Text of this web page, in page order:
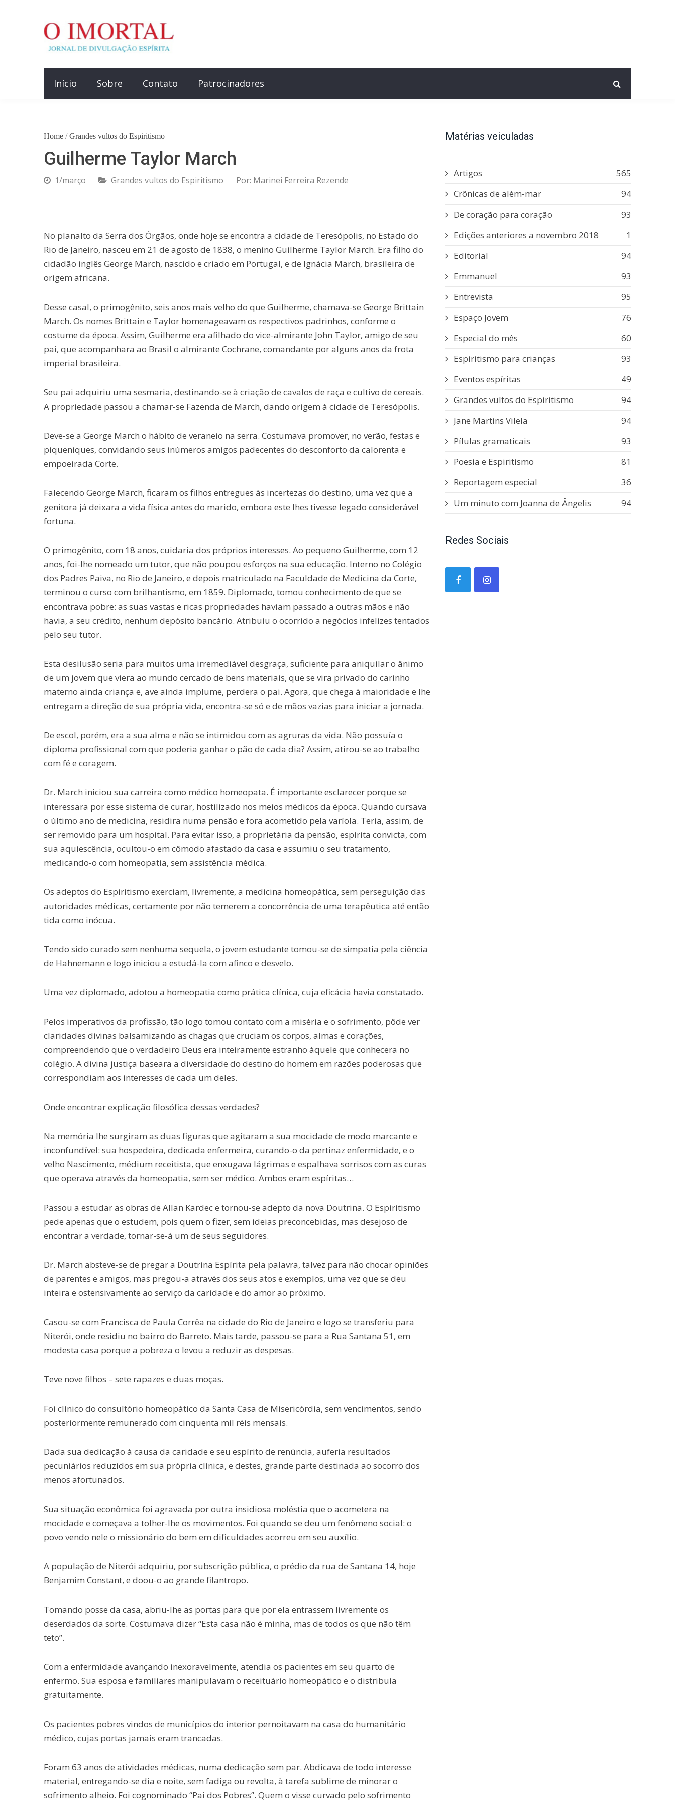
Início Sobre Contato Patrocinadores
Home / Grandes vultos do Espiritismo
Guilherme Taylor March
1/março Grandes vultos do Espiritismo Por: Marinei Ferreira Rezende
No planalto da Serra dos Órgãos, onde hoje se encontra a cidade de Teresópolis, no Estado do
Rio de Janeiro, nasceu em 21 de agosto de 1838, o menino Guilherme Taylor March. Era filho do
cidadão inglês George March, nascido e criado em Portugal, e de Ignácia March, brasileira de
origem africana.
Desse casal, o primogênito, seis anos mais velho do que Guilherme, chamava-se George Brittain
March. Os nomes Brittain e Taylor homenageavam os respectivos padrinhos, conforme o
costume da época. Assim, Guilherme era afilhado do vice-almirante John Taylor, amigo de seu
pai, que acompanhara ao Brasil o almirante Cochrane, comandante por alguns anos da frota
imperial brasileira.
Seu pai adquiriu uma sesmaria, destinando-se à criação de cavalos de raça e cultivo de cereais.
A propriedade passou a chamar-se Fazenda de March, dando origem à cidade de Teresópolis.
Deve-se a George March o hábito de veraneio na serra. Costumava promover, no verão, festas e
piqueniques, convidando seus inúmeros amigos padecentes do desconforto da calorenta e
empoeirada Corte.
Falecendo George March, ficaram os filhos entregues às incertezas do destino, uma vez que a
genitora já deixara a vida física antes do marido, embora este lhes tivesse legado considerável
fortuna.
O primogênito, com 18 anos, cuidaria dos próprios interesses. Ao pequeno Guilherme, com 12
anos, foi-lhe nomeado um tutor, que não poupou esforços na sua educação. Interno no Colégio
dos Padres Paiva, no Rio de Janeiro, e depois matriculado na Faculdade de Medicina da Corte,
terminou o curso com brilhantismo, em 1859. Diplomado, tomou conhecimento de que se
encontrava pobre: as suas vastas e ricas propriedades haviam passado a outras mãos e não
havia, a seu crédito, nenhum depósito bancário. Atribuiu o ocorrido a negócios infelizes tentados
pelo seu tutor.
Esta desilusão seria para muitos uma irremediável desgraça, suficiente para aniquilar o ânimo
de um jovem que viera ao mundo cercado de bens materiais, que se vira privado do carinho
materno ainda criança e, ave ainda implume, perdera o pai. Agora, que chega à maioridade e lhe
entregam a direção de sua própria vida, encontra-se só e de mãos vazias para iniciar a jornada.
De escol, porém, era a sua alma e não se intimidou com as agruras da vida. Não possuía o
diploma profissional com que poderia ganhar o pão de cada dia? Assim, atirou-se ao trabalho
com fé e coragem.
Dr. March iniciou sua carreira como médico homeopata. É importante esclarecer porque se
interessara por esse sistema de curar, hostilizado nos meios médicos da época. Quando cursava
o último ano de medicina, residira numa pensão e fora acometido pela varíola. Teria, assim, de
ser removido para um hospital. Para evitar isso, a proprietária da pensão, espírita convicta, com
sua aquiescência, ocultou-o em cômodo afastado da casa e assumiu o seu tratamento,
medicando-o com homeopatia, sem assistência médica.
Os adeptos do Espiritismo exerciam, livremente, a medicina homeopática, sem perseguição das
autoridades médicas, certamente por não temerem a concorrência de uma terapêutica até então
tida como inócua.
Tendo sido curado sem nenhuma sequela, o jovem estudante tomou-se de simpatia pela ciência
de Hahnemann e logo iniciou a estudá-la com afinco e desvelo.
Uma vez diplomado, adotou a homeopatia como prática clínica, cuja eficácia havia constatado.
Pelos imperativos da profissão, tão logo tomou contato com a miséria e o sofrimento, pôde ver
claridades divinas balsamizando as chagas que cruciam os corpos, almas e corações,
compreendendo que o verdadeiro Deus era inteiramente estranho àquele que conhecera no
colégio. A divina justiça baseara a diversidade do destino do homem em razões poderosas que
correspondiam aos interesses de cada um deles.
Onde encontrar explicação filosófica dessas verdades?
Na memória lhe surgiram as duas figuras que agitaram a sua mocidade de modo marcante e
inconfundível: sua hospedeira, dedicada enfermeira, curando-o da pertinaz enfermidade, e o
velho Nascimento, médium receitista, que enxugava lágrimas e espalhava sorrisos com as curas
que operava através da homeopatia, sem ser médico. Ambos eram espíritas…
Passou a estudar as obras de Allan Kardec e tornou-se adepto da nova Doutrina. O Espiritismo
pede apenas que o estudem, pois quem o fizer, sem ideias preconcebidas, mas desejoso de
encontrar a verdade, tornar-se-á um de seus seguidores.
Dr. March absteve-se de pregar a Doutrina Espírita pela palavra, talvez para não chocar opiniões
de parentes e amigos, mas pregou-a através dos seus atos e exemplos, uma vez que se deu
inteira e ostensivamente ao serviço da caridade e do amor ao próximo.
Casou-se com Francisca de Paula Corrêa na cidade do Rio de Janeiro e logo se transferiu para
Niterói, onde residiu no bairro do Barreto. Mais tarde, passou-se para a Rua Santana 51, em
modesta casa porque a pobreza o levou a reduzir as despesas.
Teve nove filhos – sete rapazes e duas moças.
Foi clínico do consultório homeopático da Santa Casa de Misericórdia, sem vencimentos, sendo
posteriormente remunerado com cinquenta mil réis mensais.
Dada sua dedicação à causa da caridade e seu espírito de renúncia, auferia resultados
pecuniários reduzidos em sua própria clínica, e destes, grande parte destinada ao socorro dos
menos afortunados.
Sua situação econômica foi agravada por outra insidiosa moléstia que o acometera na
mocidade e começava a tolher-lhe os movimentos. Foi quando se deu um fenômeno social: o
povo vendo nele o missionário do bem em dificuldades acorreu em seu auxílio.
A população de Niterói adquiriu, por subscrição pública, o prédio da rua de Santana 14, hoje
Benjamim Constant, e doou-o ao grande filantropo.
Tomando posse da casa, abriu-lhe as portas para que por ela entrassem livremente os
deserdados da sorte. Costumava dizer “Esta casa não é minha, mas de todos os que não têm
teto”.
Com a enfermidade avançando inexoravelmente, atendia os pacientes em seu quarto de
enfermo. Sua esposa e familiares manipulavam o receituário homeopático e o distribuía
gratuitamente.
Os pacientes pobres vindos de municípios do interior pernoitavam na casa do humanitário
médico, cujas portas jamais eram trancadas.
Foram 63 anos de atividades médicas, numa dedicação sem par. Abdicava de todo interesse
material, entregando-se dia e noite, sem fadiga ou revolta, à tarefa sublime de minorar o
sofrimento alheio. Foi cognominado “Pai dos Pobres”. Quem o visse curvado pelo sofrimento
Matérias veiculadas
Artigos
565
Crônicas de além-mar
94
De coração para coração
93
Edições anteriores a novembro 2018
1
Editorial
94
Emmanuel
93
Entrevista
95
Espaço Jovem
76
Especial do mês
60
Espiritismo para crianças
93
Eventos espíritas
49
Grandes vultos do Espiritismo
94
Jane Martins Vilela
94
Pílulas gramaticais
93
Poesia e Espiritismo
81
Reportagem especial
36
Um minuto com Joanna de Ângelis
94
Redes Sociais